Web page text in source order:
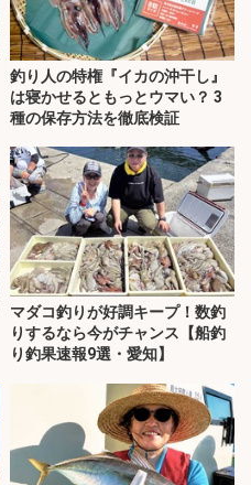
釣り人の特権『イカの沖干し』
は寝かせるともっとウマい？ 3
種の保存方法を徹底検証
マダコ釣りが好調キープ！数釣
りするなら今がチャンス【船釣
り釣果速報9選・愛知】